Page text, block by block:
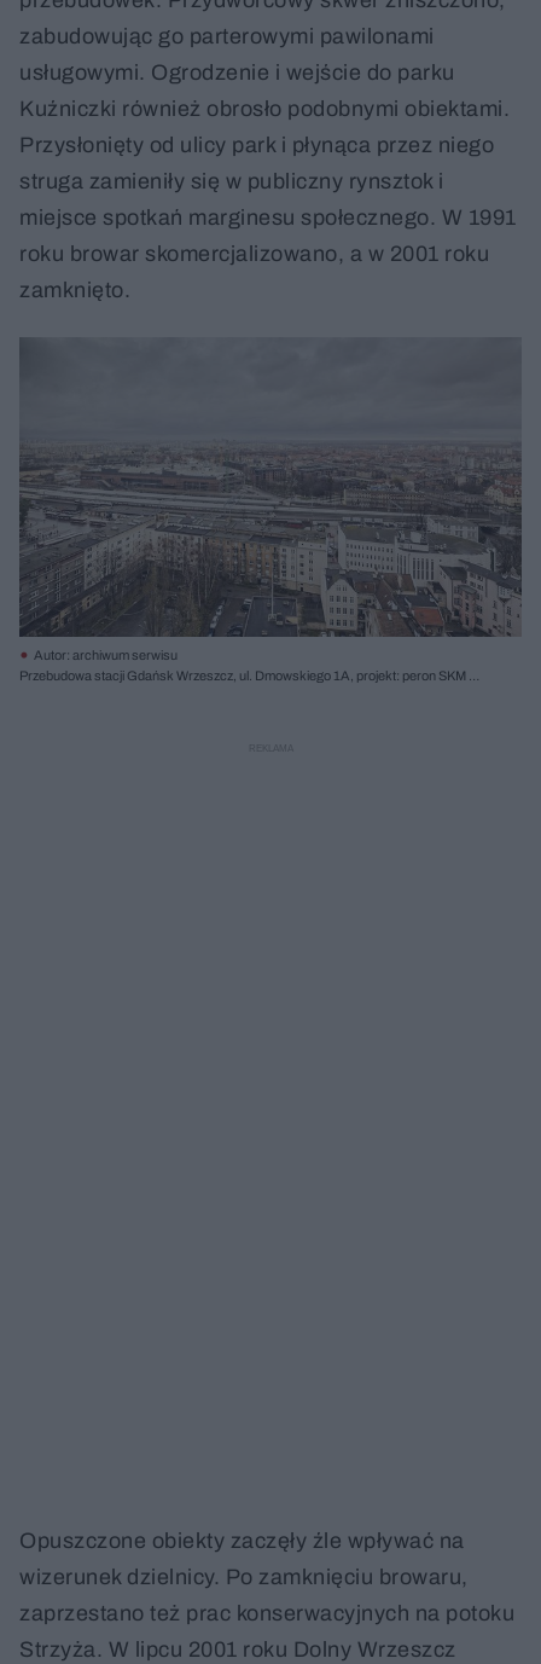
zabudowując go parterowymi pawilonami
usługowymi. Ogrodzenie i wejście do parku
Kuźniczki również obrosło podobnymi obiektami.
Przysłonięty od ulicy park i płynąca przez niego
struga zamieniły się w publiczny rynsztok i
miejsce spotkań marginesu społecznego. W 1991
roku browar skomercjalizowano, a w 2001 roku
zamknięto.
Autor: archiwum serwisu
Przebudowa stacji Gdańsk Wrzeszcz, ul. Dmowskiego 1A, projekt: peron SKM od
Opuszczone obiekty zaczęły źle wpływać na
wizerunek dzielnicy. Po zamknięciu browaru,
zaprzestano też prac konserwacyjnych na potoku
Strzyża. W lipcu 2001 roku Dolny Wrzeszcz